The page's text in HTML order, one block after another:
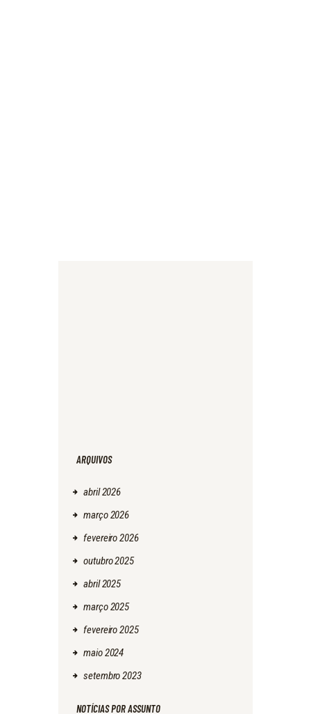
ARQUIVOS
abril2026
março2026
fevereiro2026
outubro2025
abril2025
março2025
fevereiro2025
maio2024
setembro2023
NOTÍCIAS POR ASSUNTO